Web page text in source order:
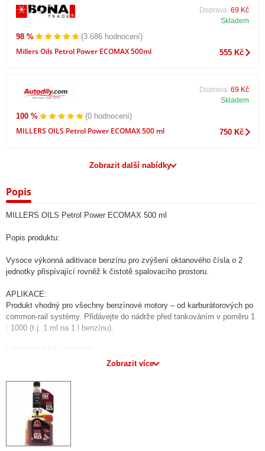
98 % (3 686 hodnocení)
Millers Oils Petrol Power ECOMAX 500ml
Doprava: 69 Kč
Skladem
555 Kč
100 % (0 hodnocení)
MILLERS OILS Petrol Power ECOMAX 500 ml
Doprava: 69 Kč
Skladem
750 Kč
Zobrazit další nabídky
Popis
MILLERS OILS Petrol Power ECOMAX 500 ml
Popis produktu:
Vysoce výkonná aditivace benzínu pro zvýšení oktanového čísla o 2
jednotky přispívající rovněž k čistotě spalovacího prostoru.
APLIKACE:
Produkt vhodný pro všechny benzínové motory – od karburátorových po
common-rail systémy. Přidávejte do nádrže před tankováním v poměru 1
: 1000 (t.j. 1 ml na 1 l benzínu).
• Zvyšuje oktanové číslo benzínu o 2 jednotky.
• Redukuje usazeniny ve spalovacím prostoru, zvyšuje čistotu pístů a
sacího potrubí.
• Díky efektivnímu prohoření a spálení dávky paliva dochází ke snížení
jeho spotřeby.
• Vylepšuje výkonové parametry motoru – nárůst výkonu.
• Chrání palivový systém před korozí a opotřebením.
Zobrazit více